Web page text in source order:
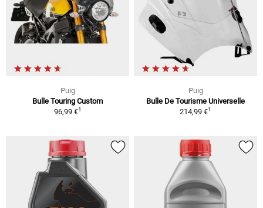
Puig
Bulle Touring Custom
96,99 €1
Puig
Bulle De Tourisme Universelle
214,99 €1